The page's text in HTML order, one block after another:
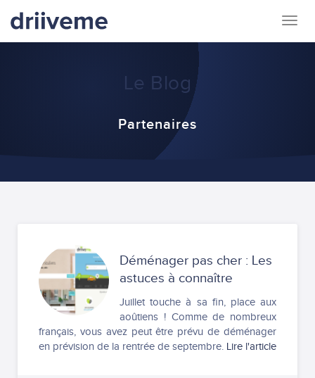
Le Blog
Partenaires
Déménager pas cher : Les
astuces à connaître
Juillet touche à sa fin, place aux
aoûtiens ! Comme de nombreux
français, vous avez peut être prévu de déménager
en prévision de la rentrée de septembre. Lire l'article